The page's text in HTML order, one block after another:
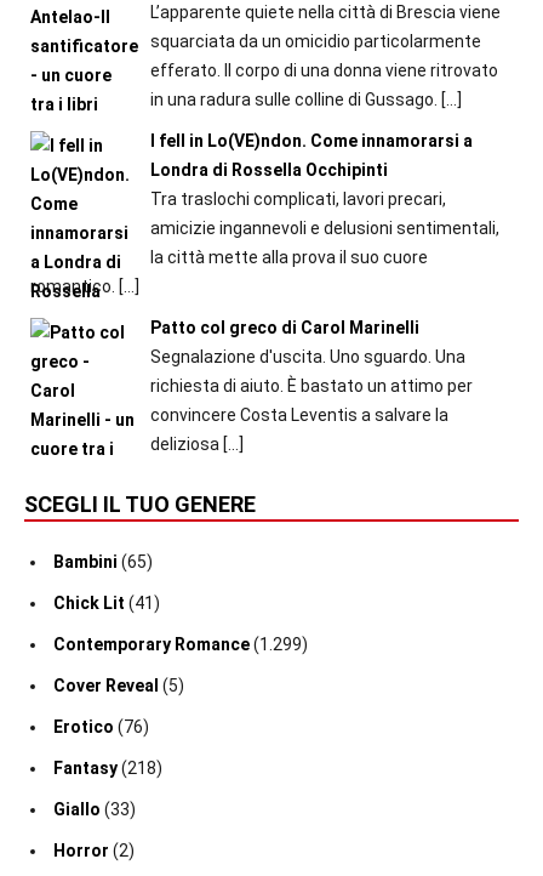
L’apparente quiete nella città di Brescia viene
squarciata da un omicidio particolarmente
efferato. Il corpo di una donna viene ritrovato
in una radura sulle colline di Gussago. […]
I fell in Lo(VE)ndon. Come innamorarsi a
Londra di Rossella Occhipinti
Tra traslochi complicati, lavori precari,
amicizie ingannevoli e delusioni sentimentali,
la città mette alla prova il suo cuore
romantico. […]
Patto col greco di Carol Marinelli
Segnalazione d'uscita. Uno sguardo. Una
richiesta di aiuto. È bastato un attimo per
convincere Costa Leventis a salvare la
deliziosa […]
SCEGLI IL TUO GENERE
Bambini (65)
Chick Lit (41)
Contemporary Romance(1.299)
Cover Reveal (5)
Erotico (76)
Fantasy(218)
Giallo (33)
Horror (2)